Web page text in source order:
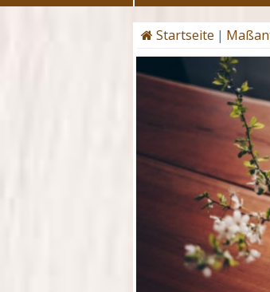
Startseite |